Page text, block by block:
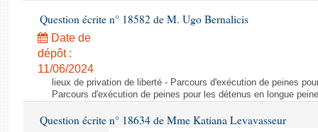
Question écrite n° 18582 de M. Ugo Bernalicis
Date de
dépôt :
11/06/2024
lieux de privation de liberté - Parcours d'exécution de peines
Parcours d'exécution de peines pour les détenus en longue peine
Question écrite n° 18634 de Mme Katiana Levavasseur